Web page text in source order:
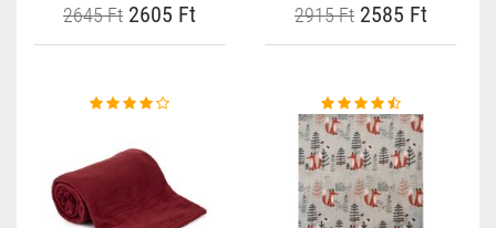
2645 Ft 2605 Ft 2915 Ft 2585 Ft